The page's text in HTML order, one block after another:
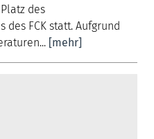
des
des FCK statt. Aufgrund
[mehr]